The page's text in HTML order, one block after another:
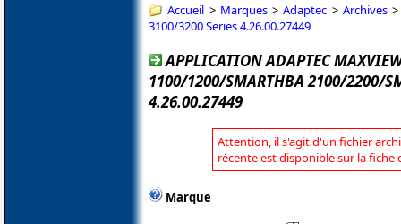
Accueil > Marques>Adaptec > Archives
3100/3200 Series 4.26.00.27449
APPLICATION ADAPTEC
1100/1200/SMARTHBA 2100/2200/
4.26.00.27449
Attention, il s'agit d'un fichier
récente est disponible sur la fiche
Marque